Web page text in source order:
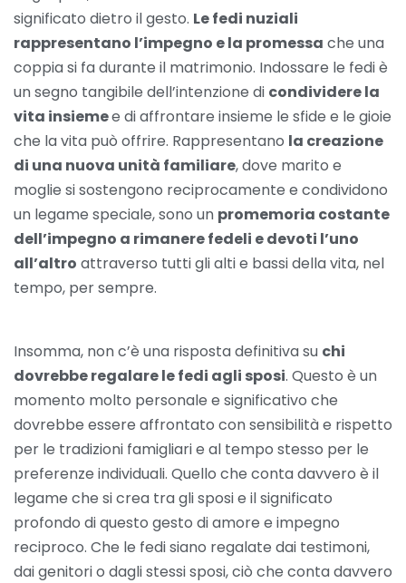
significato dietro il gesto. Le fedi nuziali
rappresentano l’impegno e la promessa che una
coppia si fa durante il matrimonio. Indossare le fedi è
un segno tangibile dell’intenzione di condividere la
vita insiemee di affrontare insieme le sfide e le gioie
che la vita può offrire. Rappresentano la creazione
di una nuova unità familiare, dove marito e
moglie si sostengono reciprocamente e condividono
un legame speciale, sono un promemoria costante
dell’impegno a rimanere fedeli e devoti l’uno
all’altro attraverso tutti gli alti e bassi della vita, nel
tempo, per sempre.
Insomma, non c’è una risposta definitiva su chi
dovrebbe regalare le fedi agli sposi. Questo è un
momento molto personale e significativo che
dovrebbe essere affrontato con sensibilità e rispetto
per le tradizioni famigliari e al tempo stesso per le
preferenze individuali. Quello che conta davvero è il
legame che si crea tra gli sposi e il significato
profondo di questo gesto di amore e impegno
reciproco. Che le fedi siano regalate dai testimoni,
dai genitori o dagli stessi sposi, ciò che conta davvero